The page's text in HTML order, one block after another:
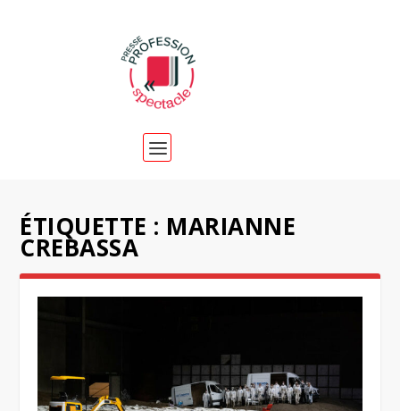
ÉTIQUETTE : MARIANNE
CREBASSA